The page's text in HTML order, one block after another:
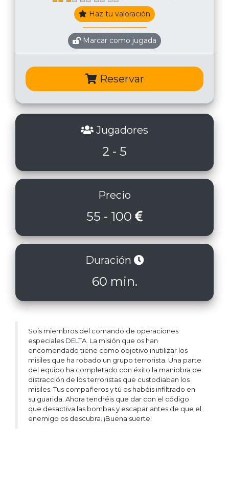
Haz tu valoración
Marcar como jugada
Reservar
Jugadores
2 - 5
Precio
55 - 100
Duración
60 min.
Sois miembros del comando de operaciones
especiales DELTA. La misión que os han
encomendado tiene como objetivo inutilizar los
misiles que ha robado un grupo terrorista. Una parte
del equipo ha completado con éxito la maniobra de
distracción de los terroristas que custodiaban los
misiles. Tus compañeros y tú os habéis infiltrado en
su guarida. Ahora tendréis que dar con el código
que desactiva las bombas y escapar antes de que el
enemigo os descubra. ¡Buena suerte!